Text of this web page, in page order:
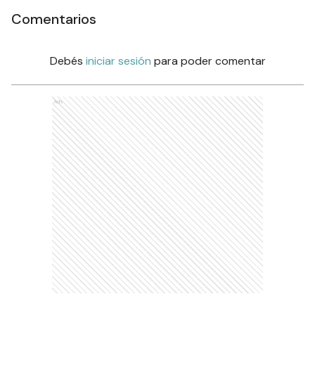
Comentarios
Debésiniciar sesiónpara poder comentar
Ads